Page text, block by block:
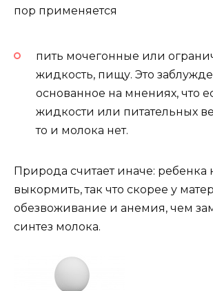
пор применяется
пить мочегонные или
жидкость, пищу. Это
основанное на мнениях, что
жидкости или питательных
то и молока нет.
Природа считает иначе: ребенка
выкормить, так что скорее у
обезвоживание и анемия, чем
синтез молока.